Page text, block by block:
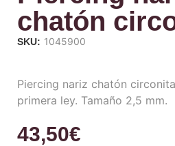
chatón
SKU: 1045900
Piercing nariz chatón
primera ley. Tamaño 2,5 mm.
43,50€